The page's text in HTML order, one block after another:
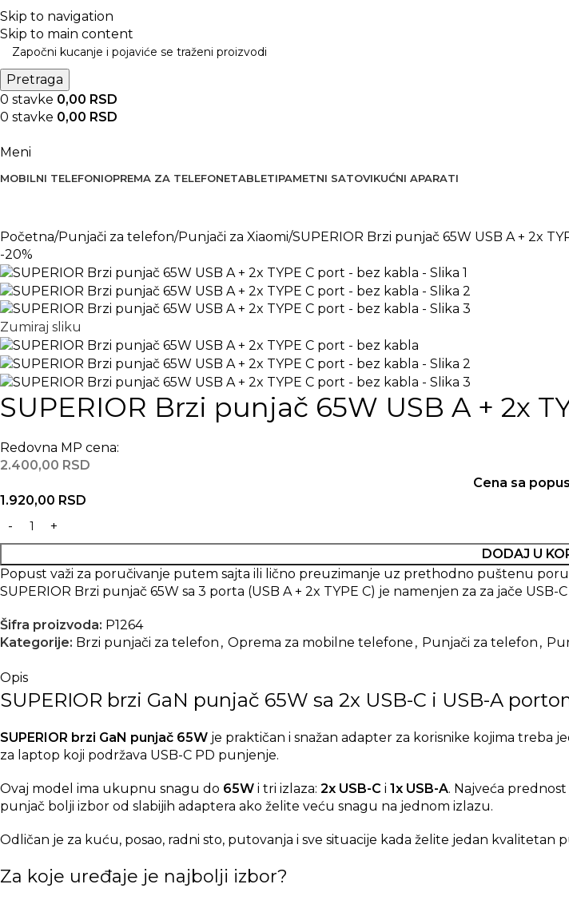
Skip to navigation
Skip to main content
BESPLATNA DOSTAVA PREKO 5000 RSD
Pretraga
0 stavke 0,00 RSD
0 stavke 0,00 RSD
Meni
MOBILNI TELEFONIOPREMA ZA TELEFONETABLETIPAMETNI SATOVIKUĆNI APARATI
Početna Punjači za telefon Punjači za Xiaomi SUPERIOR Brzi punjač 65W USB A + 2x
-20%
Zumiraj sliku
SUPERIOR Brzi punjač 65W USB A + 2x
Redovna MP cena:
2.400,00 RSD
Cena sa
1.920,00 RSD
DODAJ U
Popust važi za poručivanje putem sajta ili lično preuzimanje uz prethodno puštenu
SUPERIOR Brzi punjač 65W sa 3 porta (USB A + 2x TYPE C) je namenjen za za jače
Šifra proizvoda: P1264
Kategorije: Brzi punjači za telefon , Oprema za mobilne telefone , Punjači za telefon ,
Opis
SUPERIOR brzi GaN punjač 65W sa 2x USB-C i USB-A
SUPERIOR brzi GaN punjač 65W je praktičan i snažan adapter za korisnike kojima
za laptop koji podržava USB-C PD punjenje.
Ovaj model ima ukupnu snagu do 65W i tri izlaza: 2x USB-C i 1x USB-A. Najveća
punjač bolji izbor od slabijih adaptera ako želite veću snagu na jednom izlazu.
Odličan je za kuću, posao, radni sto, putovanja i sve situacije kada želite jedan kvalitetan
Za koje uređaje je najbolji izbor?